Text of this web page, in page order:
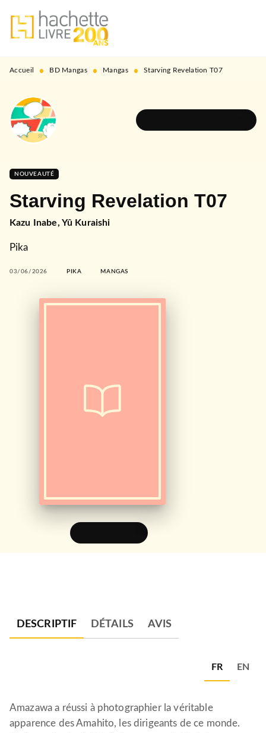
MENU RECHERCHE
PIED DE PAGE
Accueil • BD Mangas • Mangas • Starving Revelation T07
NOUVEAUTÉ
Starving Revelation T07
Kazu Inabe, Yû Kuraishi
Pika
03/06/2026 PIKA MANGAS
DESCRIPTIF DÉTAILS AVIS
FR EN
Amazawa a réussi à photographier la véritable
apparence des Amahito, les dirigeants de ce monde.